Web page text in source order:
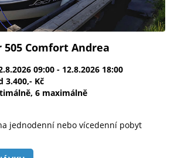
505 Comfort Andrea
09:00 - 12.8.2026 18:00
3.400,- Kč
6 maximálně
jednodenní nebo vícedenní pobyt